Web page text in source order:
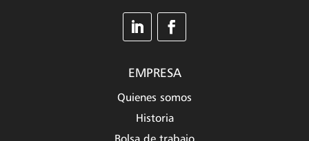
EMPRESA
Quienes somos
Historia